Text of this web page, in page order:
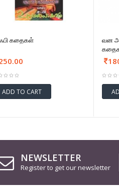
கதைகள்
ADD TO CART
வன
NEWSLETTER
Register to get our newsletter